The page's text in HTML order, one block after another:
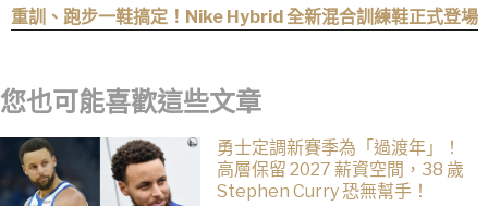
〈SpiderMan〉，網笑：播這個直接神作預定
重訓、跑步一鞋搞定！Nike Hybrid 全新混合訓練鞋正式登場
您也可能喜歡這些文章
勇士定調新賽季為「過渡年」！
高層保留 2027 薪資空間，38 歲
Stephen Curry 恐無幫手！